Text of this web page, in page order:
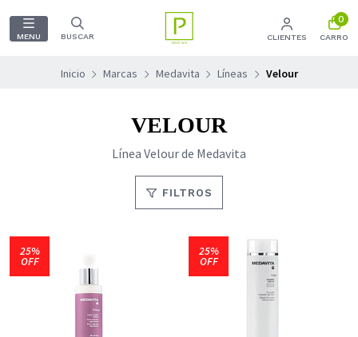
MENU BUSCAR CLIENTES
0
CARRO
Inicio Marcas Medavita Líneas Velour
VELOUR
Línea Velour de Medavita
FILTROS
25%
OFF
25%
OFF